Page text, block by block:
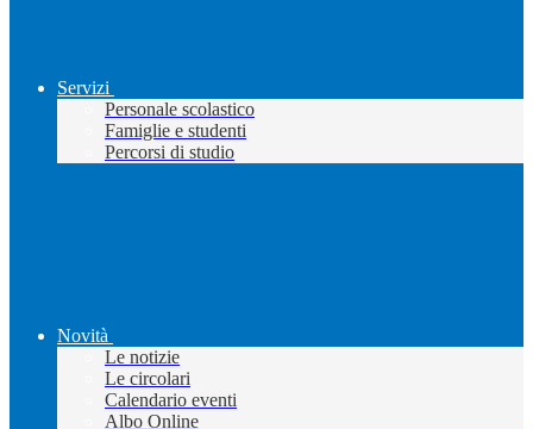
Servizi
Personale scolastico
Famiglie e studenti
Percorsi di studio
Novità
Le notizie
Le circolari
Calendario eventi
Albo Online